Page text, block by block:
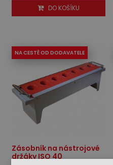
DO KOŠÍKU
NA CESTĚ OD DODAVATELE
Zásobník na nástrojové
držáky ISO 40